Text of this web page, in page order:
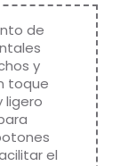
de
y
toque
ligero
el